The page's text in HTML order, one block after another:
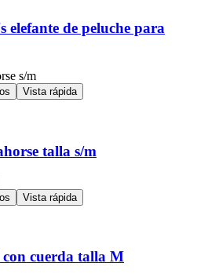
elefante de peluche para
Vista rápida
talla s/m
Vista rápida
con cuerda talla M